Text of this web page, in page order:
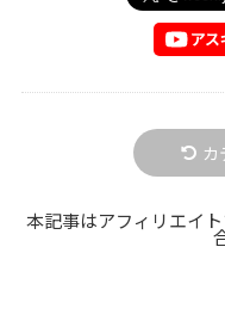
本記事はアフィリエイ